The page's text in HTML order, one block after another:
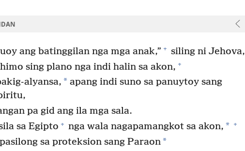
ang batinggilan nga mga anak,” + siling ni Jehova,
sing plano nga indi halin sa akon, +
alyansa, * apang indi suno sa panuytoy sang
pa gid ang ila mga sala.
sa Egipto + nga wala nagapamangkot sa akon, * +
sa proteksion sang Paraon*